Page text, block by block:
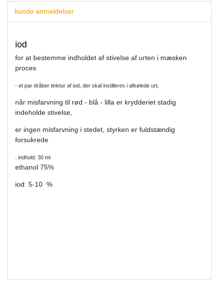
kunde anmeldelser
iod
for at bestemme indholdet af stivelse af urten i mæsken
proces
- et par dråber tinktur af iod, der skal instilleres i afkølede urt,
når misfarvning til rød - blå - lilla er krydderiet stadig
indeholde stivelse,
er ingen misfarvning i stedet, styrken er fuldstændig
forsukrede
. indhold: 30 ml
ethanol 75%
iod: 5-10 %